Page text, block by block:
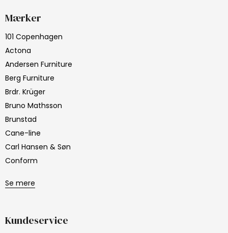
Mærker
101 Copenhagen
Actona
Andersen Furniture
Berg Furniture
Brdr. Krüger
Bruno Mathsson
Brunstad
Cane-line
Carl Hansen & Søn
Conform
Se mere
Kundeservice